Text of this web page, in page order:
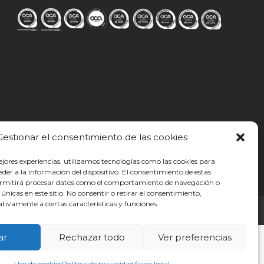
el consentimiento de las cookies
experiencias, utilizamos tecnologías como las cookies para
a la información del dispositivo. El consentimiento de estas
procesar datos como el comportamiento de navegación o
en este sitio. No consentir o retirar el consentimiento,
a ciertas características y funciones.
Rechazar todo Ver preferencias